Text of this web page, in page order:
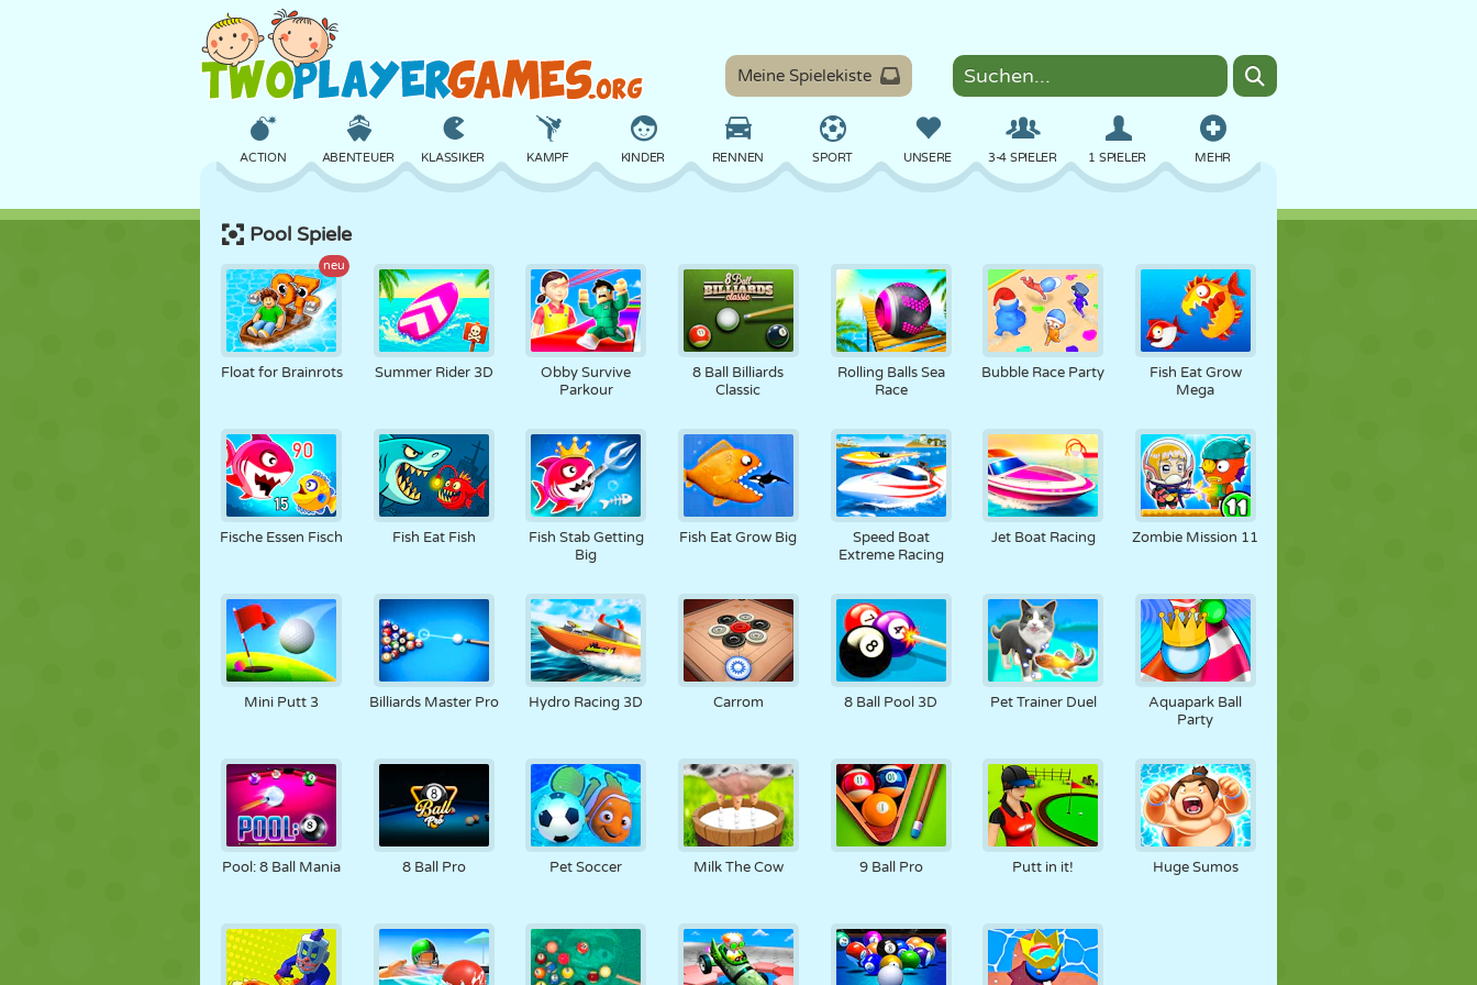
Meine Spielekiste
MEHR
ACTION ABENTEUER KLASSIKER KAMPF KINDER RENNEN SPORT UNSERE 3-4 SPIELER 1 SPIELER
FLUGZEUG
SCHLOSS SCHACH CRAZY VERTEIDIGUNG DINOSAURIER LERNEN ESCAPE FLIEGEN LUSTIG
MÄDCHEN SPRINGEN MATHE LABYRINTH MONSTER MOTORRAD ONLINE PIXEL ART PLATTFORM POOL
PUPPEN RÄTSEL REAKTION RETRO ROBOTER LAUFEN SCHULE SCHIESSEN FUSSBALL WELTRAUM STICKMAN
STRATEGIE PANZER TENNIS TIC TAC TOE TOUCHSCREEN TURM KRIEG WRESTLING ZOMBIE
Pool Spiele
neu
Float for Brainrots Summer Rider 3D
Obby Survive
Parkour
8 Ball Billiards
Classic
Rolling Balls Sea
Race
Bubble Race Party
Fish Eat Grow
Mega
Fische Essen Fisch Fish Eat Fish
Fish Stab Getting
Big
Fish Eat Grow Big
Speed Boat
Extreme Racing
Jet Boat Racing Zombie Mission 11
Mini Putt 3 Billiards Master Pro Hydro Racing 3D Carrom 8 Ball Pool 3D Pet Trainer Duel
Aquapark Ball
Party
Pool: 8 Ball Mania 8 Ball Pro Pet Soccer Milk The Cow 9 Ball Pro Putt in it! Huge Sumos